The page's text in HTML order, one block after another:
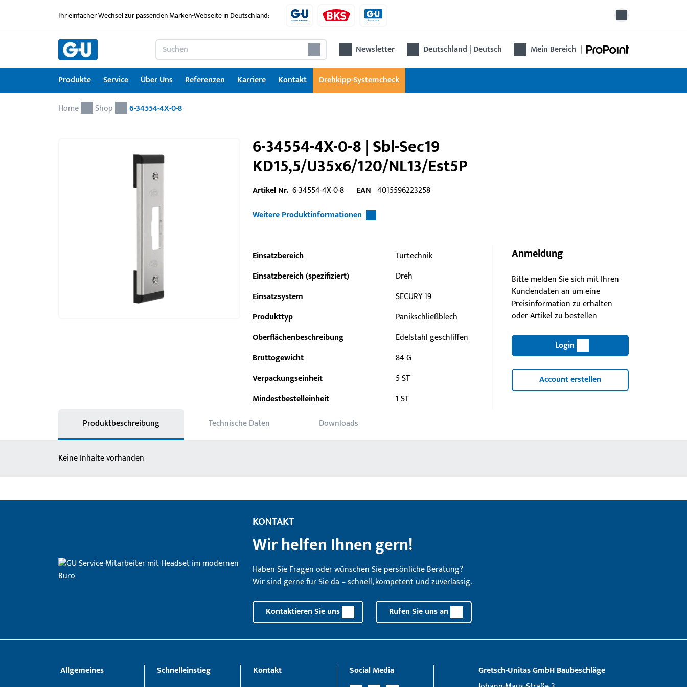
Ihr einfacher Wechsel zur passenden Marken-Webseite in Deutschland:
Newsletter Deutschland | Deutsch Mein Bereich |
Produkte
Produkte
Service
Service
Service für Architekten & Planer
Über Uns
Über Uns
Referenzen
Referenzen
Karriere
Karriere
Kontakt
Kontakt
Drehkipp-Systemcheck
Drehkipp-Systemcheck
Home Shop 6-34554-4X-0-8
6-34554-4X-0-8 | Sbl-Sec19
KD15,5/U35x6/120/NL13/Est5P
Artikel Nr. 6-34554-4X-0-8 EAN 4015596223258
Weitere Produktinformationen
Einsatzbereich
Türtechnik
Einsatzbereich (spezifiziert)
Dreh
Einsatzsystem
SECURY 19
Produkttyp
Panikschließblech
Oberflächenbeschreibung
Edelstahl geschliffen
Bruttogewicht
84 G
Verpackungseinheit
5 ST
Mindestbestelleinheit
1 ST
Anmeldung
Bitte melden Sie sich mit Ihren
Kundendaten an um eine
Preisinformation zu erhalten
oder Artikel zu bestellen
Login
Account erstellen
Produktbeschreibung Technische Daten Downloads
Keine Inhalte vorhanden
KONTAKT
Wir helfen Ihnen gern!
Haben Sie Fragen oder wünschen Sie persönliche Beratung?
Wir sind gerne für Sie da – schnell, kompetent und zuverlässig.
Kontaktieren Sie uns Rufen Sie uns an
Allgemeines
Schnelleinstieg
Kontakt
Social Media
Gretsch­-Unitas GmbH Baubeschläge